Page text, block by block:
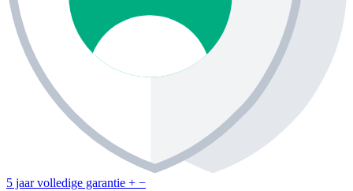
5 jaar volledige garantie + −